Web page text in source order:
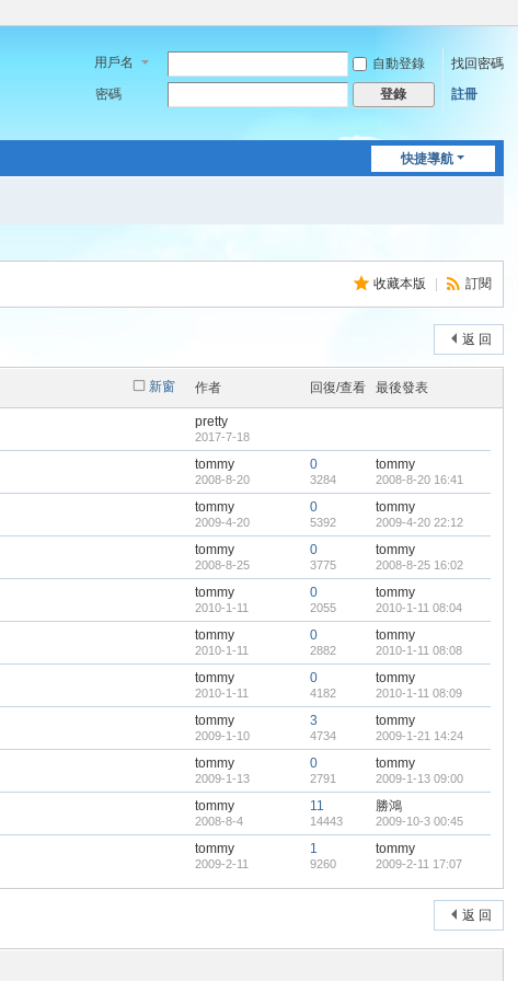
用戶名 自動登錄
找回密碼
密碼
登錄 註冊
快捷導航
收藏本版 訂閱
返 回
新窗 作者 回復/查看 最後發表
pretty
2017-7-18
tommy
2008-8-20
0
3284
tommy
2008-8-20 16:41
tommy
2009-4-20
0
5392
tommy
2009-4-20 22:12
tommy
2008-8-25
0
3775
tommy
2008-8-25 16:02
tommy
2010-1-11
0
2055
tommy
2010-1-11 08:04
tommy
2010-1-11
0
2882
tommy
2010-1-11 08:08
tommy
2010-1-11
0
4182
tommy
2010-1-11 08:09
tommy
2009-1-10
3
4734
tommy
2009-1-21 14:24
tommy
2009-1-13
0
2791
tommy
2009-1-13 09:00
tommy
2008-8-4
11
14443
勝鴻
2009-10-3 00:45
tommy
2009-2-11
1
9260
tommy
2009-2-11 17:07
返 回